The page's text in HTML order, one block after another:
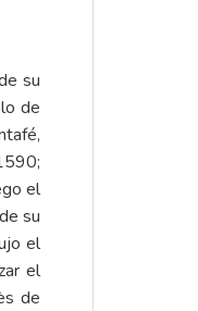
su
de
el
su
el
el
de